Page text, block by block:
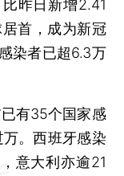
昨日新增2.41
首，成为新冠
染者已超6.3万
有35个国家感
。西班牙感染
意大利亦逾21